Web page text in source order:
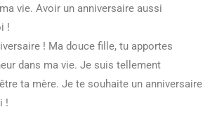
vie. Avoir un anniversaire aussi
!
! Ma douce fille, tu apportes
dans ma vie. Je suis tellement
ta mère. Je te souhaite un anniversaire
!